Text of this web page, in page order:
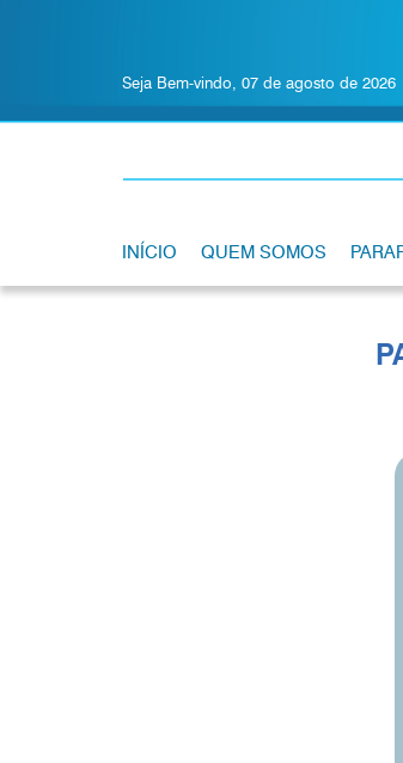
Seja Bem-vindo, 07 de agosto de 2026
INÍCIO QUEM SOMOS